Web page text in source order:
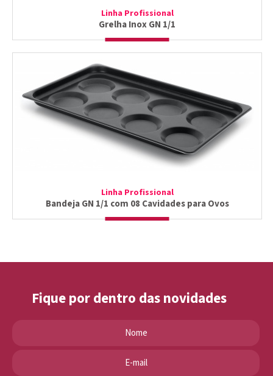
Linha Profissional
Grelha Inox GN 1/1
Linha Profissional
Bandeja GN 1/1 com 08 Cavidades para Ovos
Fique por dentro das novidades